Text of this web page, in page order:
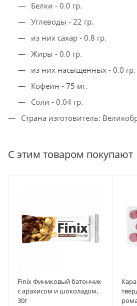
Белки - 0.0 гр.
Углеводы - 22 гр.
из них сахар - 0.8 гр.
Жиры - 0.0 гр.
из них насыщенных - 0.0 гр.
Кофеин - 75 мг.
Соли - 0.04 гр.
Страна изготовитель:
С этим товаром покупают
Finix Финиковый батончик
с арахисом и шоколадом,
30г